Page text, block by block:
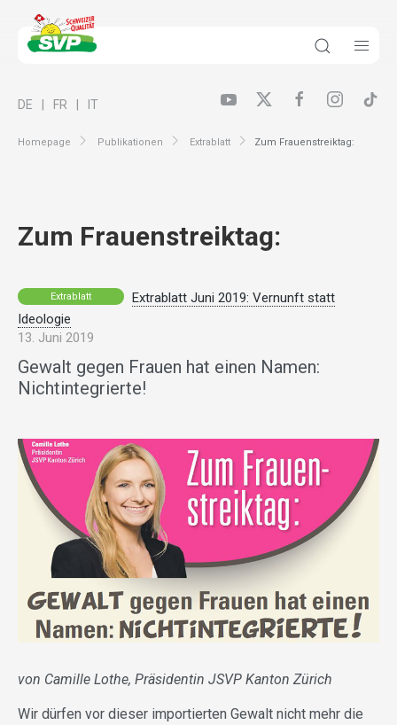
Homepage Publikationen Extrablatt Zum Frauenstreiktag:
DE FR IT
Zum Frauenstreiktag:
Extrablatt
Extrablatt Juni 2019: Vernunft statt
Ideologie
13. Juni 2019
Gewalt gegen Frauen hat einen Namen:
Nichtintegrierte!
von Camille Lothe, Präsidentin JSVP Kanton Zürich
Wir dürfen vor dieser importierten Gewalt nicht mehr die